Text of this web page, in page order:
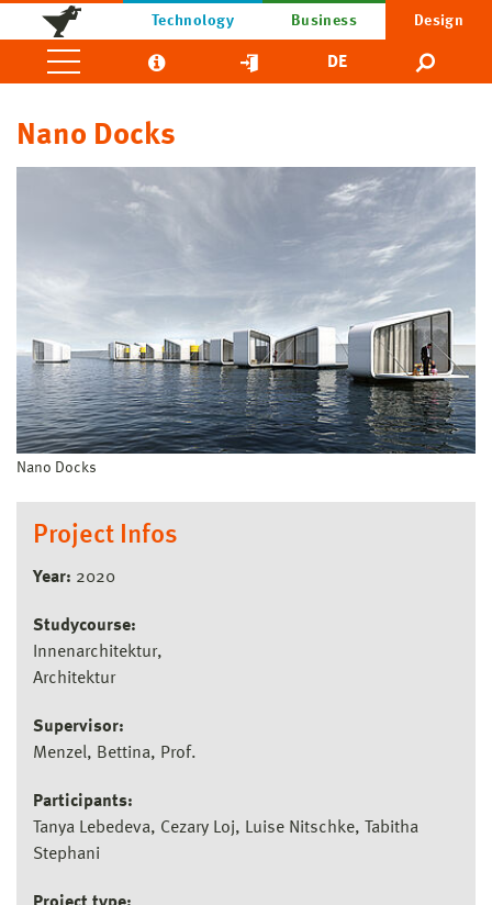
Technology Business Design
DE
Nano Docks
Nano Docks
Project Infos
Year: 2020
Studycourse:
Innenarchitektur
Architektur
Supervisor:
Menzel, Bettina, Prof.
Participants:
Tanya Lebedeva, Cezary Loj, Luise Nitschke, Tabitha
Stephani